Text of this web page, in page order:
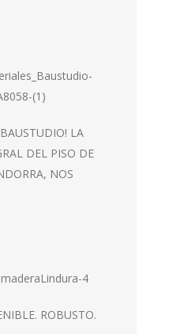
LA
DEL PISO DE
NOS
ROBUSTO.